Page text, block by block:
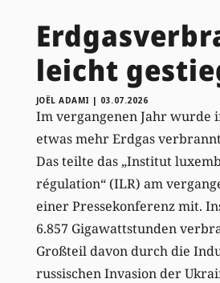
leicht
JOËL ADAMI | 03.07.2026
Im vergangenen Jahr wurde
etwas mehr Erdgas
Das teilte das „Institut
régulation“ (ILR) am
einer Pressekonferenz mit.
6.857 Gigawattstunden
Großteil davon durch die
russischen Invasion der